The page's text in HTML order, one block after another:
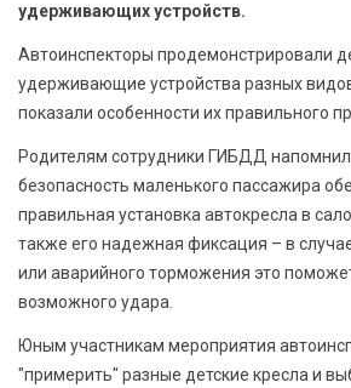
удерживающих устройств.
Автоинспекторы продемонстрировали
удерживающие устройства разных
показали особенности их правильного
Родителям сотрудники ГИБДД
безопасность маленького пассажира
правильная установка автокресла в
также его надежная фиксация – в
или аварийного торможения это
возможного удара.
Юным участникам мероприятия
"примерить" разные детские кресла и